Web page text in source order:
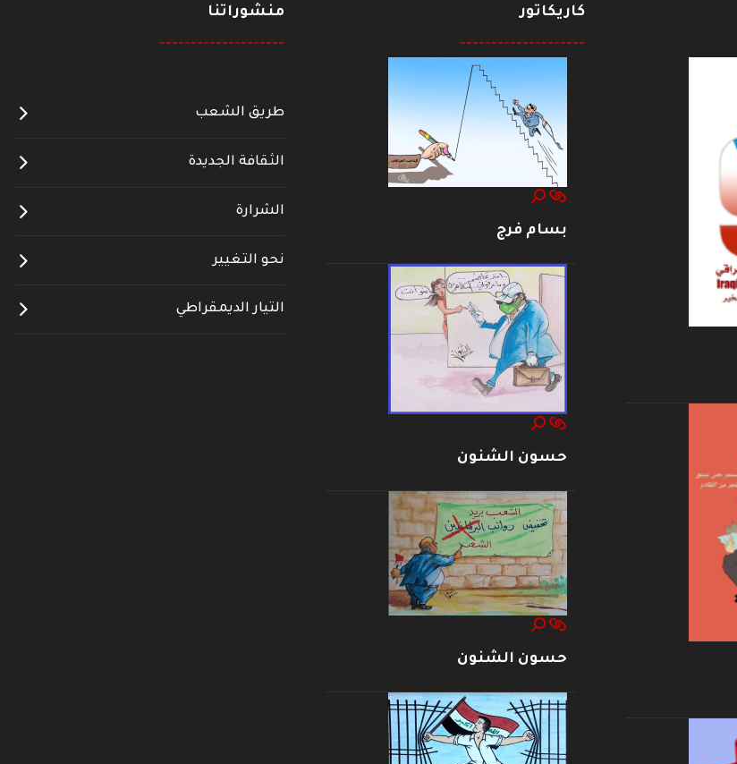
كاريكاتور
--------------------
بسام فرج
حسون الشنون
حسون الشنون
منشوراتنا
--------------------
طريق الشعب
الثقافة الجديدة
الشرارة
نحو التغيير
التيار الديمقراطي